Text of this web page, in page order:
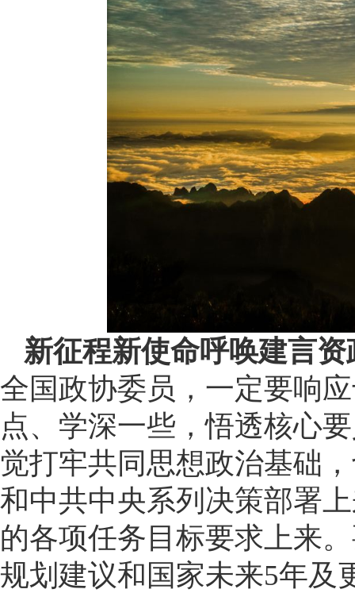
新征程新使命呼唤建言
全国政协委员，一定要响
点、学深一些，悟透核心
觉打牢共同思想政治基础
和中共中央系列决策部署
的各项任务目标要求上来
规划建议和国家未来5年及